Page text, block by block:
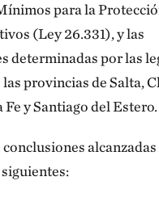
para la
(Ley 26.331), y las
determinadas por las
provincias de Salta,
Fe y Santiago del Estero.
alcanzadas